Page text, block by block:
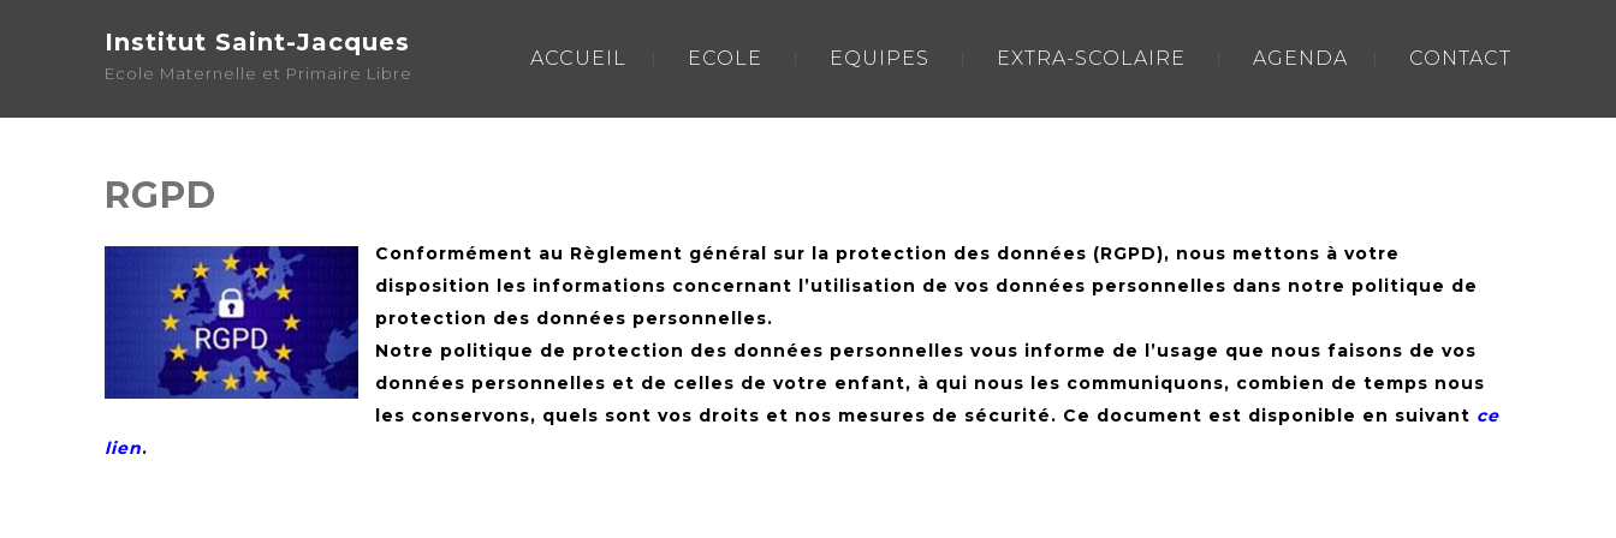
Institut Saint-Jacques
Ecole Maternelle et Primaire Libre
ACCUEIL ECOLE EQUIPES EXTRA-SCOLAIRE AGENDA CONTACT
RGPD
Conformément au Règlement général sur la protection des données (RGPD), nous mettons à votre
disposition les informations concernant l’utilisation de vos données personnelles dans notre politique de
protection des données personnelles.
Notre politique de protection des données personnelles vous informe de l’usage que nous faisons de vos
données personnelles et de celles de votre enfant, à qui nous les communiquons, combien de temps nous
les conservons, quels sont vos droits et nos mesures de sécurité. Ce document est disponible en suivant ce
lien.